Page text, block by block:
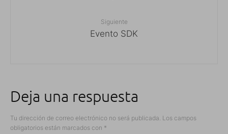
Siguiente
Evento SDK
Deja una respuesta
Tu dirección de correo electrónico no será publicada. Los campos
obligatorios están marcados con *